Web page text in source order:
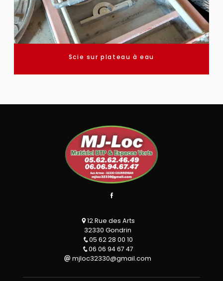
Scie sur plateau à eau
12 Rue des Arts
32330 Gondrin
05 62 28 00 10
06 06 94 67 47
mjloc32330@gmail.com